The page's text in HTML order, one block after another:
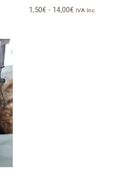
1,50€ - 14,00€Rango
IVA Inc.